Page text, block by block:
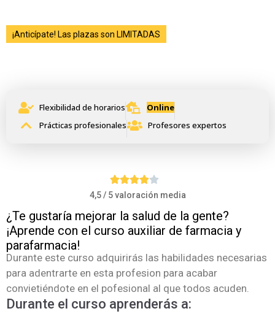
¡Anticípate! Las plazas son LIMITADAS
Flexibilidad de horarios
Online
Prácticas profesionales
Profesores expertos
4,5 / 5 valoración media
¿Te gustaría mejorar la salud de la gente?
¡Aprende con el curso auxiliar de farmacia y
parafarmacia!
Durante este curso adquirirás las habilidades necesarias
para adentrarte en esta profesion para acabar
convietiéndote en el pofesional al que todos acuden.
Durante el curso aprenderás a: